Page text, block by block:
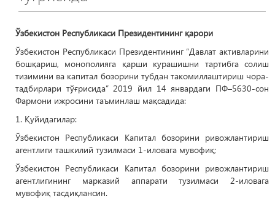
Ўзбекистон Республикаси Президентининг қарори
Ўзбекистон Республикаси Президентининг “Давлат активларини
бошқариш, монополияга қарши курашишни тартибга солиш
тизимини ва капитал бозорини тубдан такомиллаштириш чора-
тадбирлари тўғрисида” 2019 йил 14 январдаги ПФ–5630-сон
Фармони ижросини таъминлаш мақсадида:
1. Қуйидагилар:
Ўзбекистон Республикаси Капитал бозорини ривожлантириш
агентлиги ташкилий тузилмаси 1-иловага мувофиқ;
Ўзбекистон Республикаси Капитал бозорини ривожлантириш
агентлигининг марказий аппарати тузилмаси 2-иловага
мувофиқ тасдиқлансин.